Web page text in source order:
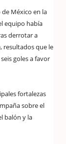
México en la
equipo había
derrotar a
resultados que le
goles a favor
fortalezas
sobre el
balón y la